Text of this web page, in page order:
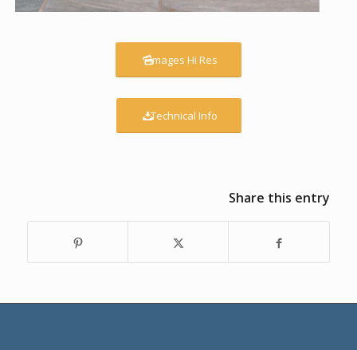
Images Hi Res
Technical Info
Share this entry